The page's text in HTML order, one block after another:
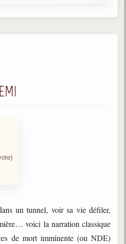
un tunnel, voir sa vie défiler,
voici la narration classique
de mort imminente (ou NDE)